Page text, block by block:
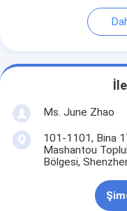
Ms. June Zhao
101-1101, Bina
Mashantou
Bölgesi,